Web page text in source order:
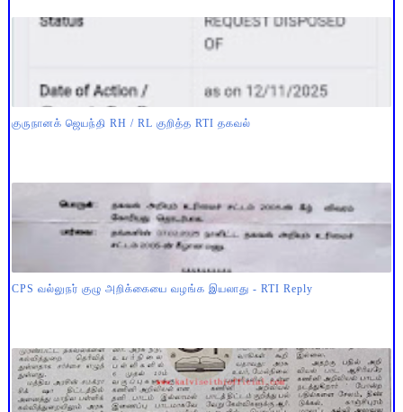
குருநானக் ஜெயந்தி RH / RL குறித்த RTI தகவல்
CPS வல்லுநர் குழு அறிக்கையை வழங்க இயலாது - RTI Reply